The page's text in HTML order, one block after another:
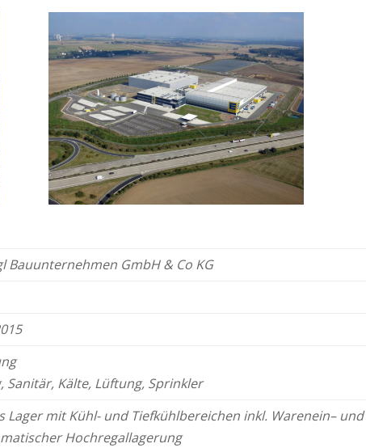
Bauunternehmen GmbH & Co KG
Sanitär, Kälte, Lüftung, Sprinkler
Lager mit Kühl- undTiefkühlbereichen inkl. Warenein– und
Hochregallagerung